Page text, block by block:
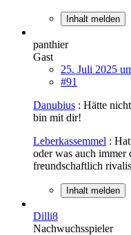
Inhalt melden
panthier
Gast
25. Juli 2025
#91
Danubius : Hätte
bin mit dir!
Leberkassemmel :
oder was auch immer
freundschaftlich
Inhalt melden
Dilli8
Nachwuchsspieler